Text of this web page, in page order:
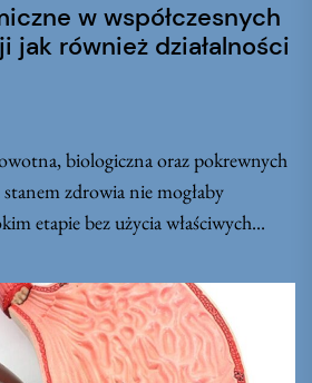
w współczesnych
jak również działalności
biologiczna oraz pokrewnych
zdrowia nie mogłaby
etapie bez użycia właściwych...